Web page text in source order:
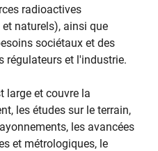
radioactives
naturels), ainsi que
sociétaux et des
régulateurs et l'industrie.
large et couvre la
les études sur le terrain,
les avancées
et métrologiques, le